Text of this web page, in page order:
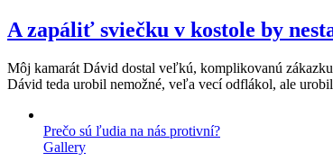
A zapáliť sviečku v kostole by
Môj kamarát Dávid dostal veľkú, komplikovanú
Dávid teda urobil nemožné, veľa vecí odflákol, ale
Prečo sú ľudia na nás protivní?
Gallery